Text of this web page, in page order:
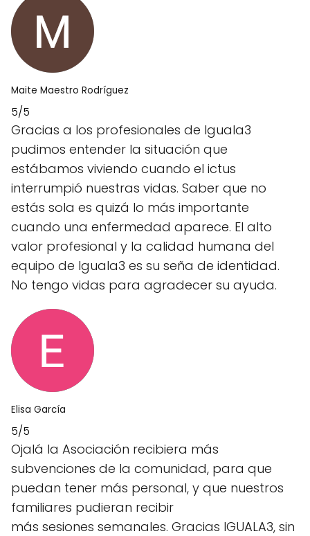
Maite Maestro Rodríguez
5/5
Gracias a los profesionales de Iguala3
pudimos entender la situación que
estábamos viviendo cuando el ictus
interrumpió nuestras vidas. Saber que no
estás sola es quizá lo más importante
cuando una enfermedad aparece. El alto
valor profesional y la calidad humana del
equipo de Iguala3 es su seña de identidad.
No tengo vidas para agradecer su ayuda.
Elisa García
5/5
Ojalá la Asociación recibiera más
subvenciones de la comunidad, para que
puedan tener más personal, y que nuestros
familiares pudieran recibir
más sesiones semanales. Gracias IGUALA3, sin